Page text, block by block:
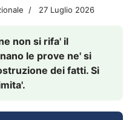
27 Luglio 2026
non si rifa' il
le prove ne' si
dei fatti. Si